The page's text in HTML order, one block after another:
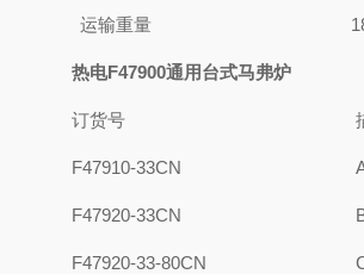
运输重量
热电F47900通用台式马弗炉
订货号
F47910-33CN
F47920-33CN
F47920-33-80CN